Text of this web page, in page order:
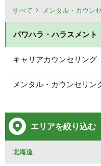
すべて メンタル・カウン
パワハラ・ハラスメント
キャリアカウンセリング
メンタル・カウンセリン
エリアを絞り込む
北海道